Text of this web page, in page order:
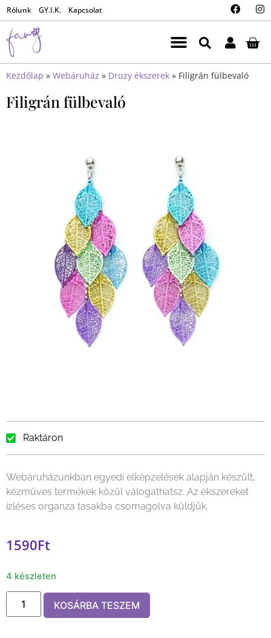
Rólunk GY.I.K. Kapcsolat
Kezdőlap » Webáruház » Druzy ékszerek » Filigrán fülbevaló
Filigrán fülbevaló
Raktáron
Webáruházunkban egyedi elképzelések alapján készült,
kézműves termékek közül válogathatsz. Az ékszereket
ízléses organza tasakba csomagolva küldjük.
1590Ft
4 készleten
KOSÁRBA TESZEM